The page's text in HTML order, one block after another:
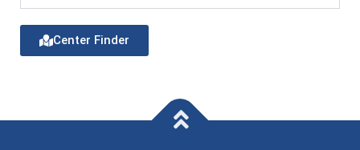
Center Finder